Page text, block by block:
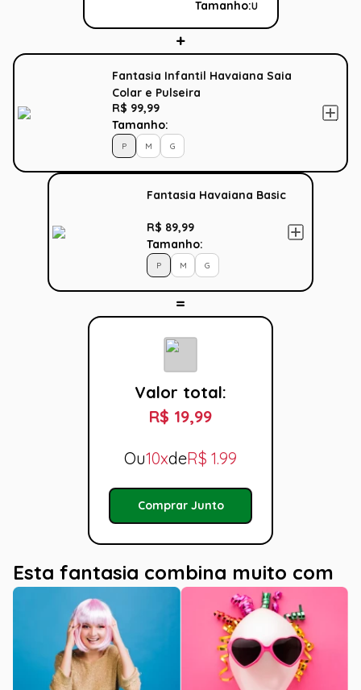
Tamanho:U
Fantasia Infantil Havaiana Saia
Colar e Pulseira
R$ 99,99
Tamanho:
P M G
Fantasia Havaiana Basic
R$ 89,99
Tamanho:
P M G
Valor total:
R$ 19,99
Ou10xdeR$ 1.99
Comprar Junto
Esta fantasia combina muito com